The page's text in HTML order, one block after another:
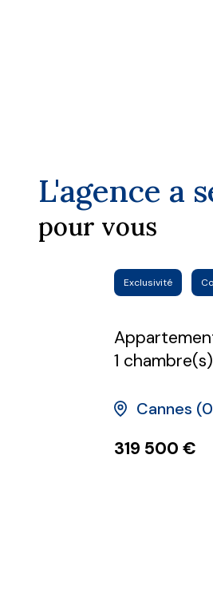
L'agence a
pour vous
Coup de coeur
Appartement 2
1 chambre(s)
75.2 m²
Cannes (06400)
319 500 €